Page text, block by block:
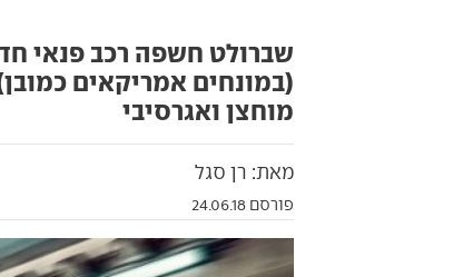
שברולט חשפה רכב פנאי
(במונחים אמריקאים
מוחצן ואגרסיבי
מאת: רן סגל
פורסם 24.06.18